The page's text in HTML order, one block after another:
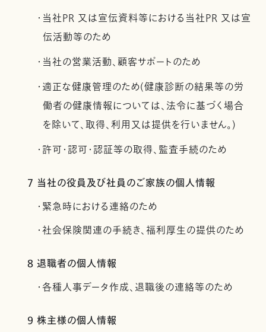
・当社PR 又は宣伝資料等における当社PR 又は宣
伝活動等のため
・当社の営業活動、顧客サポートのため
・適正な健康管理のため(健康診断の結果等の労
働者の健康情報については、法令に基づく場合
を除いて、取得、利用又は提供を行いません。)
・許可・認可・認証等の取得、監査手続のため
7 当社の役員及び社員のご家族の個人情報
・緊急時における連絡のため
・社会保険関連の手続き、福利厚生の提供のため
8 退職者の個人情報
・各種人事データ作成、退職後の連絡等のため
9 株主様の個人情報